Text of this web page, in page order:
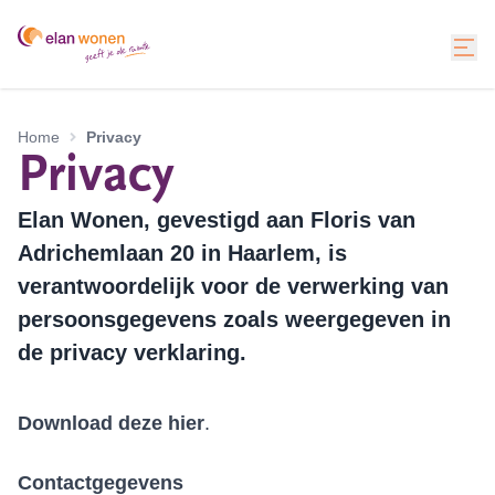
Home Privacy
Privacy
Elan Wonen, gevestigd aan Floris van
Adrichemlaan 20 in Haarlem, is
verantwoordelijk voor de verwerking van
persoonsgegevens zoals weergegeven in
de privacy verklaring.
Download deze hier.
Contactgegevens